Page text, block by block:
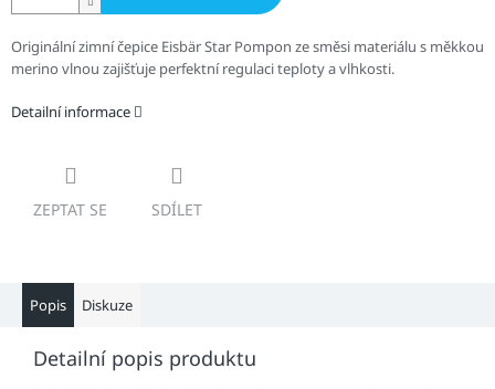
Originální zimní čepice Eisbär Star Pompon ze směsi materiálu s měkkou
merino vlnou zajišťuje perfektní regulaci teploty a vlhkosti.
Detailní informace
ZEPTAT SE SDÍLET
Popis Diskuze
Detailní popis produktu